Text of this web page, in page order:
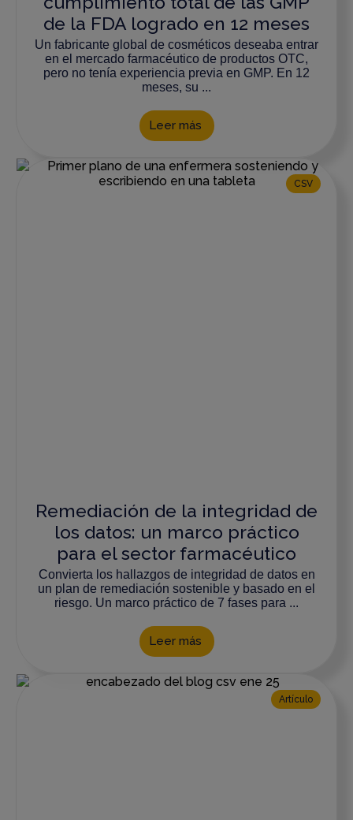
de la FDA logrado en 12 meses
Un fabricante global de cosméticos deseaba entrar
en el mercado farmacéutico de productos OTC,
pero no tenía experiencia previa en GMP. En 12
meses, su ...
Leer más
CSV
Remediación de la integridad de
los datos: un marco práctico
para el sector farmacéutico
Convierta los hallazgos de integridad de datos en
un plan de remediación sostenible y basado en el
riesgo. Un marco práctico de 7 fases para ...
Leer más
Artículo